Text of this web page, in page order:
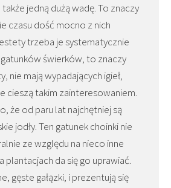
także jedną dużą wadę. To znaczy
czasu dość mocno z nich
trzeba je systematycznie
świerków, to znaczy
nie mają wypadających igieł,
cieszą takim zainteresowaniem.
że od paru lat najchętniej są
jodły. Ten gatunek choinki nie
ze względu na nieco inne
plantacjach da się go uprawiać.
gęste gałązki, i prezentują się